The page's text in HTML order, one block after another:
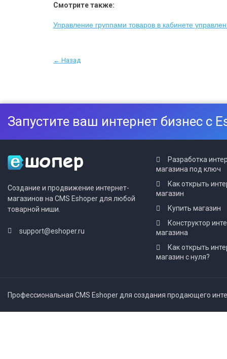
Смотрите также:
Управление группами товаров в кабинете
← Назад
Запустите ваш интернет бизнес с
Создание и продвижение интернет-
магазинов на CMS Eshoper для любой
товарной ниши.
support@eshoper.ru
Разработка
магазина под ключ
Как открыть
магазин
Купить магазин
Конструктор
магазина
Как открыть
магазин с нуля?
Профессиональная CMS Eshoper для создания продающего